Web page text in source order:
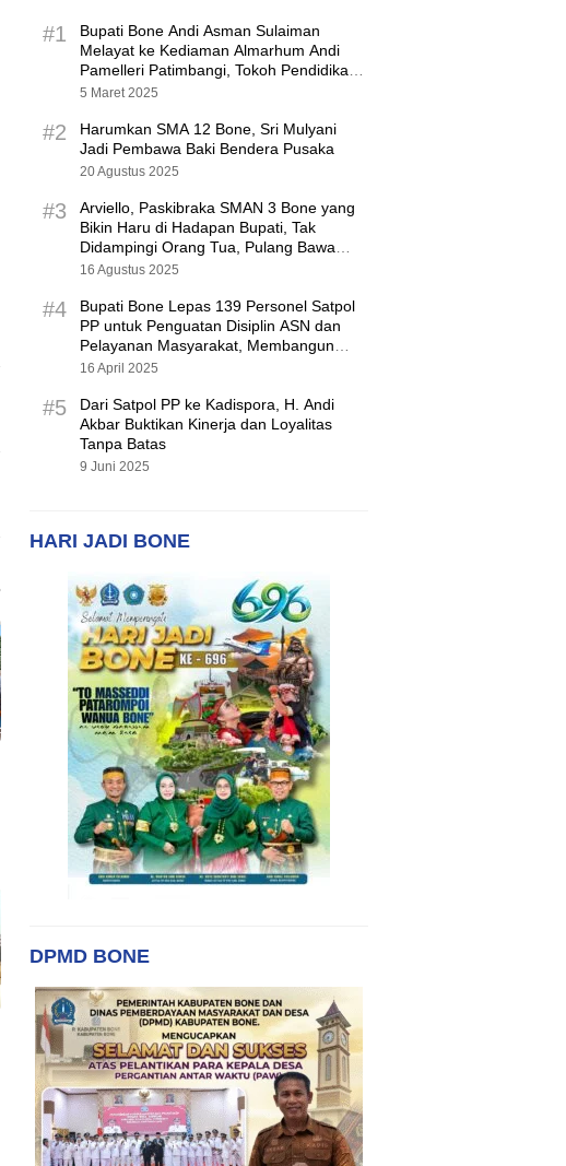
#1
Bupati Bone Andi Asman Sulaiman
Melayat ke Kediaman Almarhum Andi
Pamelleri Patimbangi, Tokoh Pendidikan
Kabupaten Bone
5 Maret 2025
#2
Harumkan SMA 12 Bone, Sri Mulyani
Jadi Pembawa Baki Bendera Pusaka
20 Agustus 2025
#3
Arviello, Paskibraka SMAN 3 Bone yang
Bikin Haru di Hadapan Bupati, Tak
Didampingi Orang Tua, Pulang Bawa
Hadiah Motor
16 Agustus 2025
#4
Bupati Bone Lepas 139 Personel Satpol
PP untuk Penguatan Disiplin ASN dan
Pelayanan Masyarakat, Membangun
Pemerintahan yang Tertib dan Melayani
16 April 2025
#5
Dari Satpol PP ke Kadispora, H. Andi
Akbar Buktikan Kinerja dan Loyalitas
Tanpa Batas
9 Juni 2025
HARI JADI BONE
DPMD BONE